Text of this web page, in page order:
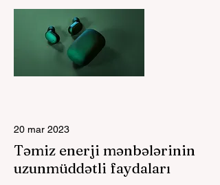
20 mar 2023
Təmiz enerji mənbələrinin
uzunmüddətli faydaları